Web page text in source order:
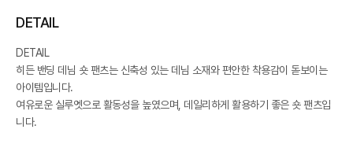
DETAIL
DETAIL
히든 밴딩 데님 숏 팬츠는 신축성 있는 데님 소재와 편안한 착용감이 돋보이는
아이템입니다.
여유로운 실루엣으로 활동성을 높였으며, 데일리하게 활용하기 좋은 숏 팬츠입
니다.